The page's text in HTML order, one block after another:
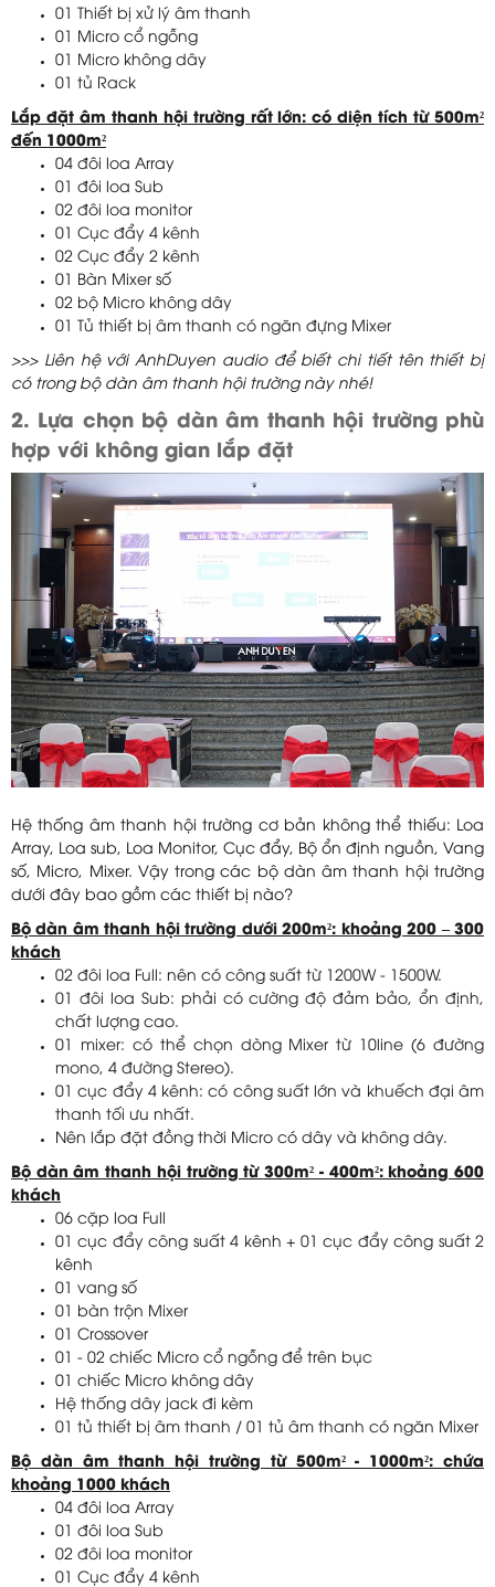
01 Thiết bị xử lý âm thanh
01 Micro cổ ngỗng
01 Micro không dây
01 tủ Rack
Lắp đặt âm thanh hội trường rất lớn: có diện tích từ 500m²
đến 1000m²
04 đôi loa Array
01 đôi loa Sub
02 đôi loa monitor
01 Cục đẩy 4 kênh
02 Cục đẩy 2 kênh
01 Bàn Mixer số
02 bộ Micro không dây
01 Tủ thiết bị âm thanh có ngăn đựng Mixer
>>> Liên hệ với AnhDuyen audio để biết chi tiết tên thiết bị
có trong bộ dàn âm thanh hội trường này nhé!
2. Lựa chọn bộ dàn âm thanh hội trường phù
hợp với không gian lắp đặt
Hệ thống âm thanh hội trường cơ bản không thể thiếu: Loa
Array, Loa sub, Loa Monitor, Cục đẩy, Bộ ổn định nguồn, Vang
số, Micro, Mixer. Vậy trong các bộ dàn âm thanh hội trường
dưới đây bao gồm các thiết bị nào?
Bộ dàn âm thanh hội trường dưới 200m²: khoảng 200 – 300
khách
02 đôi loa Full: nên có công suất từ 1200W - 1500W.
01 đôi loa Sub: phải có cường độ đảm bảo, ổn định,
chất lượng cao.
01 mixer: có thể chọn dòng Mixer từ 10line (6 đường
mono, 4 đường Stereo).
01 cục đẩy 4 kênh: có công suất lớn và khuếch đại âm
thanh tối ưu nhất.
Nên lắp đặt đồng thời Micro có dây và không dây.
Bộ dàn âm thanh hội trường từ 300m² - 400m²: khoảng 600
khách
06 cặp loa Full
01 cục đẩy công suất 4 kênh + 01 cục đẩy công suất 2
kênh
01 vang số
01 bàn trộn Mixer
01 Crossover
01 - 02 chiếc Micro cổ ngỗng để trên bục
01 chiếc Micro không dây
Hệ thống dây jack đi kèm
01 tủ thiết bị âm thanh / 01 tủ âm thanh có ngăn Mixer
Bộ dàn âm thanh hội trường từ 500m² - 1000m²: chứa
khoảng 1000 khách
04 đôi loa Array
01 đôi loa Sub
02 đôi loa monitor
01 Cục đẩy 4 kênh